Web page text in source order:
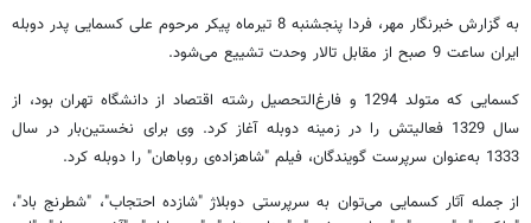
به گزارش خبرنگار مهر، فردا پنجشنبه 8 تیرماه پیکر مرحوم علی کسمایی پدر دوبله
ایران ساعت 9 صبح از مقابل تالار وحدت تشییع می‌شود.
کسمایی که متولد 1294 و فارغ‌التحصیل رشته اقتصاد از دانشگاه تهران بود، از
سال 1329 فعالیتش را در زمینه‌ دوبله آغاز کرد. وی برای نخستین‌بار در سال
1333 به‌عنوان سرپرست گویندگان، فیلم "شاهزاده‌ی روباهان" را دوبله کرد.
از جمله آثار کسمایی می‌توان به سرپرستی دوبلاژ "شازده احتجاب"، "شطرنج باد"،